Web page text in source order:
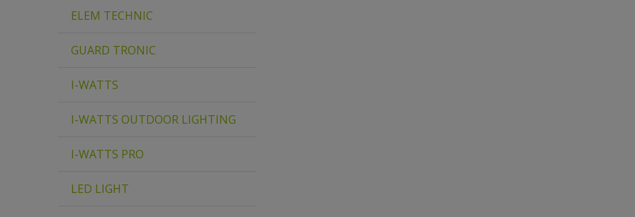
ELEM TECHNIC
GUARD TRONIC
I-WATTS
I-WATTS OUTDOOR LIGHTING
I-WATTS PRO
LED LIGHT